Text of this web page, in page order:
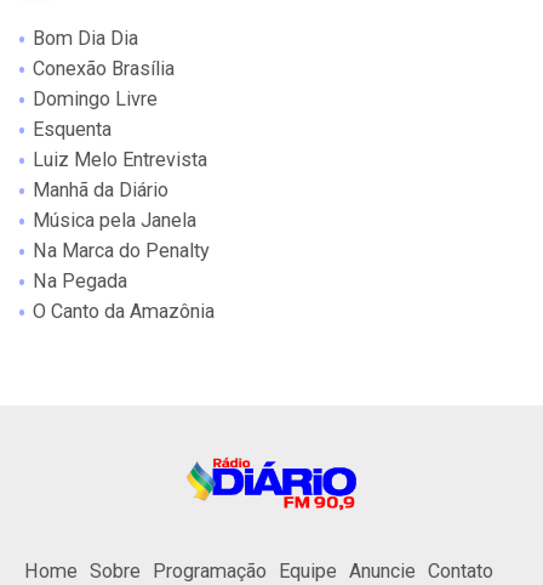
Bom Dia Dia
Conexão Brasília
Domingo Livre
Esquenta
Luiz Melo Entrevista
Manhã da Diário
Música pela Janela
Na Marca do Penalty
Na Pegada
O Canto da Amazônia
Home Sobre Programação Equipe Anuncie Contato